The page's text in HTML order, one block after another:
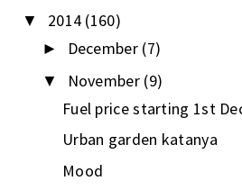
▼ 2014 (160)
► December (7)
▼ November (9)
Fuel price starting 1st
Urban garden katanya
Mood